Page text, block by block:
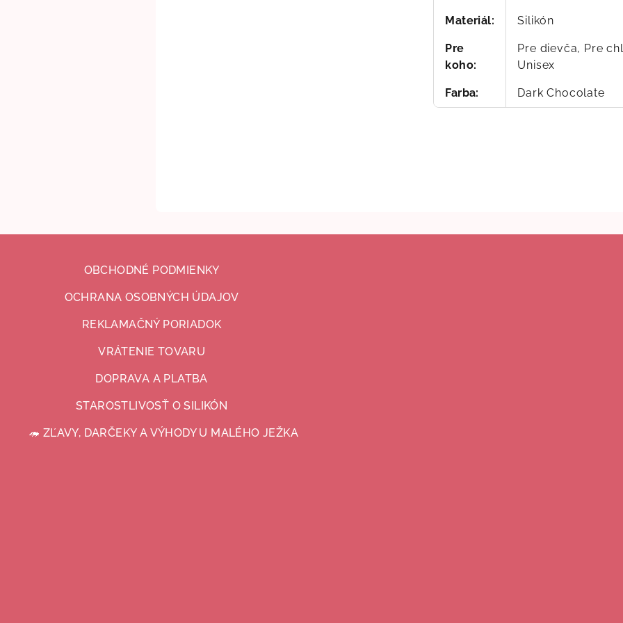
Materiál: Silikón
Pre
koho:
Pre dievča, Pre
Unisex
Farba: Dark Chocolate
OBCHODNÉ PODMIENKY
OCHRANA OSOBNÝCH ÚDAJOV
REKLAMAČNÝ PORIADOK
VRÁTENIE TOVARU
DOPRAVA A PLATBA
STAROSTLIVOSŤ O SILIKÓN
🦔 ZĽAVY, DARČEKY A VÝHODY U MALÉHO JEŽKA